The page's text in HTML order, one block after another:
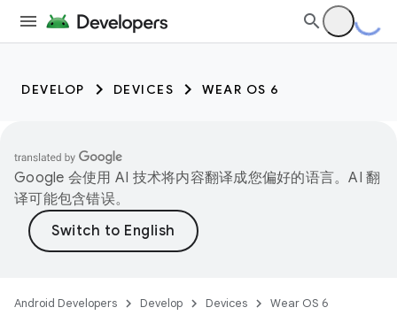
DEVELOP DEVICES WEAR OS 6
Google 会使用 AI 技术将内容翻译成您偏好的语言。AI 翻
译可能包含错误。
Android Developers Develop Devices Wear OS 6